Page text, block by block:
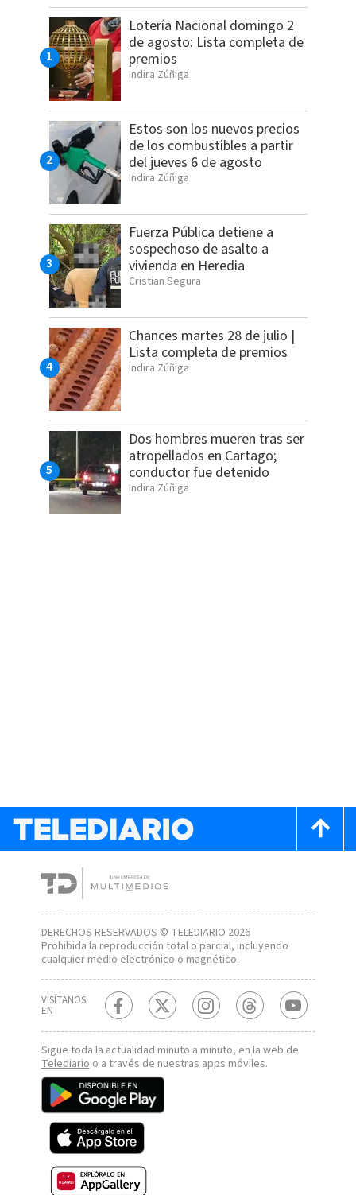
Lotería Nacional domingo 2
de agosto: Lista completa de
premios
Indira Zúñiga
Estos son los nuevos precios
de los combustibles a partir
del jueves 6 de agosto
Indira Zúñiga
Fuerza Pública detiene a
sospechoso de asalto a
vivienda en Heredia
Cristian Segura
Chances martes 28 de julio |
Lista completa de premios
Indira Zúñiga
Dos hombres mueren tras ser
atropellados en Cartago;
conductor fue detenido
Indira Zúñiga
DERECHOS RESERVADOS © TELEDIARIO 2026
Prohibida la reproducción total o parcial, incluyendo
cualquier medio electrónico o magnético.
VISÍTANOS
EN
Sigue toda la actualidad minuto a minuto, en la web de
Telediarioo a través de nuestras apps móviles.